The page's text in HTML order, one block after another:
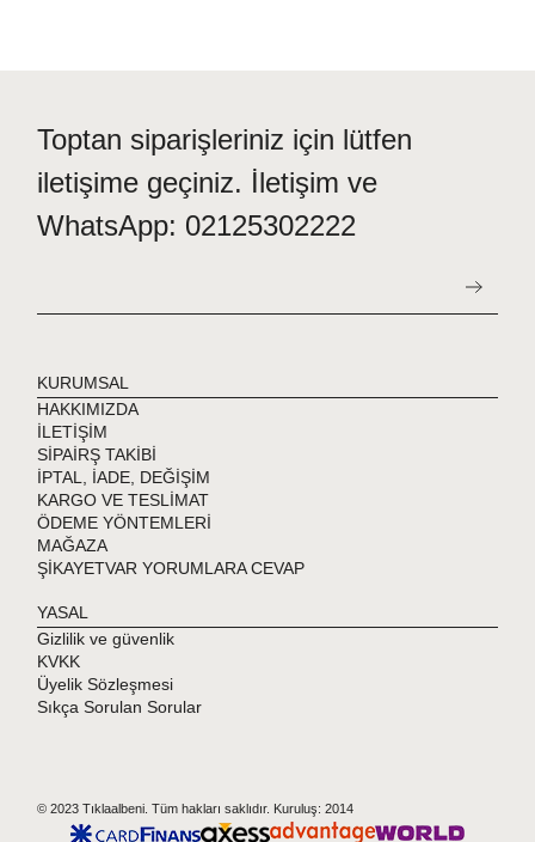
Toptan siparişleriniz için lütfen
iletişime geçiniz. İletişim ve
WhatsApp: 02125302222
KURUMSAL
HAKKIMIZDA
İLETİŞİM
SİPAİRŞ TAKİBİ
İPTAL, İADE, DEĞİŞİM
KARGO VE TESLİMAT
ÖDEME YÖNTEMLERİ
MAĞAZA
ŞİKAYETVAR YORUMLARA CEVAP
YASAL
Gizlilik ve güvenlik
KVKK
Üyelik Sözleşmesi
Sıkça Sorulan Sorular
© 2023 Tıklaalbeni. Tüm hakları saklıdır. Kuruluş: 2014